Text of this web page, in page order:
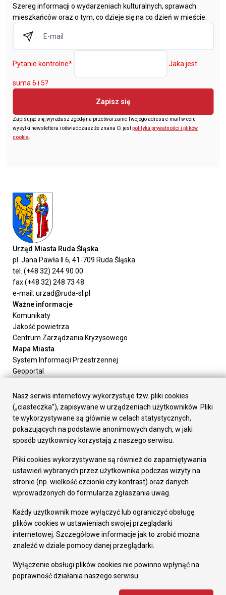
Szereg informacji o wydarzeniach kulturalnych, sprawach
mieszkańców oraz o tym, co dzieje się na co dzień w mieście.
Pytanie kontrolne* Jaka jest
suma 6 i 5?
Zapisz się
Zapisując się, wyrażasz zgodę na przetwarzanie Twojego adresu e-mail w celu
wysyłki newslettera i oświadczasz że znana Ci jestpolityka prywatności i plików
cookie
Urząd Miasta Ruda Śląska
pl. Jana Pawła II 6, 41-709 Ruda Śląska
tel. (+48 32) 244 90 00
fax (+48 32) 248 73 48
e-mail: urzad@ruda-sl.pl
Ważne informacje
Komunikaty
Jakość powietrza
Centrum Zarządzania Kryzysowego
Mapa Miasta
System Informacji Przestrzennej
Geoportal
Załatw sprawę
Prezydent Miasta
Rada Miasta
Wydziały
Elektroniczna Skrzynka Podawcza
Gospodarka
Fundusze europejskie
Środki krajowe
Oferty inwestycyjne
Pozostałe
Deklaracja dostępności
Dane osobowe
Dodaj opinię o witrynie
Nasz serwis internetowy wykorzystuje tzw. pliki cookies
(„ciasteczka”), zapisywane w urządzeniach użytkowników. Pliki
te wykorzystywane są głównie w celach statystycznych,
pokazujących na podstawie anonimowych danych, w jaki
sposób użytkownicy korzystają z naszego serwisu.
Pliki cookies wykorzystywane są również do zapamiętywania
ustawień wybranych przez użytkownika podczas wizyty na
stronie (np. wielkość czcionki czy kontrast) oraz danych
wprowadzonych do formularza zgłaszania uwag.
Każdy użytkownik może wyłączyć lub ograniczyć obsługę
plików cookies w ustawieniach swojej przeglądarki
internetowej. Szczegółowe informacje jak to zrobić można
znaleźć w dziale pomocy danej przeglądarki.
Wyłączenie obsługi plików cookies nie powinno wpłynąć na
poprawność działania naszego serwisu.